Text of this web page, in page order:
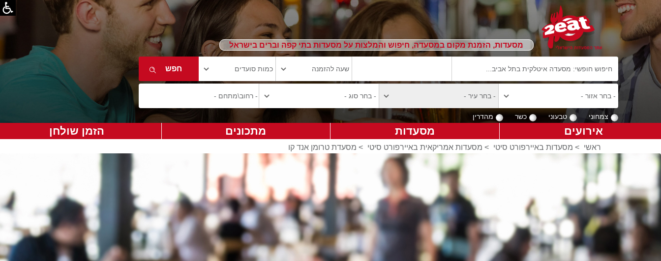
מסעדות, הזמנת מקום במסעדה, חיפוש והמלצות על מסעדות בתי קפה וברים בישראל
צמחוני טבעוני כשר מהדרין
אירועים מסעדות מתכונים הזמן שולחן
ראשי > מסעדות באיירפורט סיטי > מסעדות אמריקאית באיירפורט סיטי > מסעדת טרומן אנד קו